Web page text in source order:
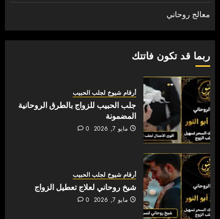
معالج روحاني
ربما قد تكون فاتتك
أرقام شيوخ لجلب الحبيب
جلب الحبيب للزواج بالطرق الروحانية
المضمونة
مايو 7, 2026 0
أرقام شيوخ لجلب الحبيب
شيخ روحاني لعلاج تعطيل الزواج
مايو 7, 2026 0